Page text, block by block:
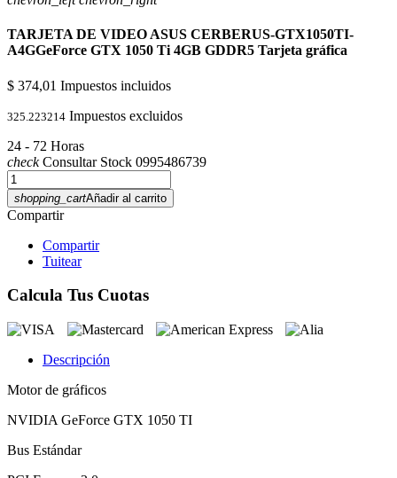
TARJETA DE VIDEO ASUS CERBERUS-GTX1050TI-
A4GGeForce GTX 1050 Ti 4GB GDDR5 Tarjeta gráfica
$ 374,01 Impuestos incluidos
325.223214 Impuestos excluidos
24 - 72 Horas
checkConsultar Stock 0995486739
shopping_cartAñadir al carrito
Compartir
Compartir
Tuitear
Calcula Tus Cuotas
Descripción
Motor de gráficos
NVIDIA GeForce GTX 1050 TI
Bus Estándar